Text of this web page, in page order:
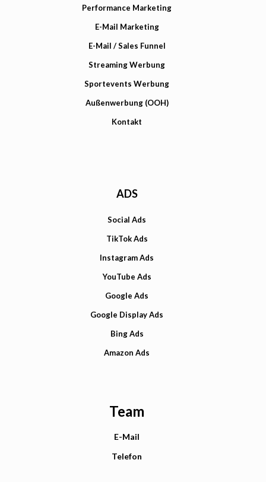
Performance Marketing
E-Mail Marketing
E-Mail / Sales Funnel
Streaming Werbung
Sportevents Werbung
Außenwerbung (OOH)
Kontakt
ADS
Social Ads
TikTok Ads
Instagram Ads
YouTube Ads
Google Ads
Google Display Ads
Bing Ads
Amazon Ads
Team
E-Mail
Telefon